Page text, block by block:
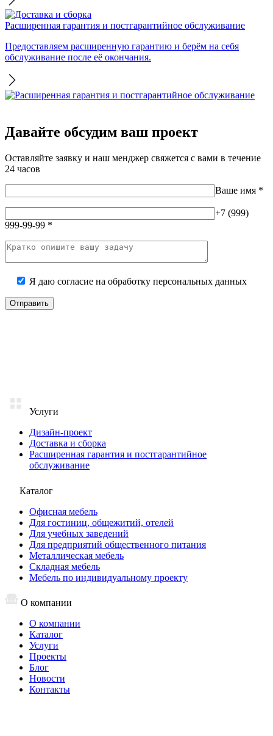
Расширенная гарантия и постгарантийное обслуживание
Предоставляем расширенную гарантию и берём на себя
обслуживание после её окончания.
Давайте обсудим ваш проект
Оставляйте заявку и наш менджер свяжется с вами в течение
24 часов
Ваше имя *
+7 (999)
999-99-99 *
Я даю согласие на обработку персональных данных
Услуги
Дизайн-проект
Доставка и сборка
Расширенная гарантия и постгарантийное
обслуживание
Каталог
Офисная мебель
Для гостиниц, общежитий, отелей
Для учебных заведений
Для предприятий общественного питания
Металлическая мебель
Складная мебель
Мебель по индивидуальному проекту
О компании
О компании
Каталог
Услуги
Проекты
Блог
Новости
Контакты